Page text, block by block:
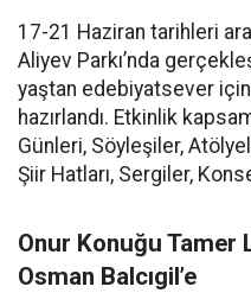
17-21 Haziran tarihleri
Aliyev Parkı’nda
yaştan edebiyatsever
hazırlandı. Etkinlik
Günleri, Söyleşiler,
Şiir Hatları, Sergiler,
Onur Konuğu Tamer
Osman Balcıgil’e